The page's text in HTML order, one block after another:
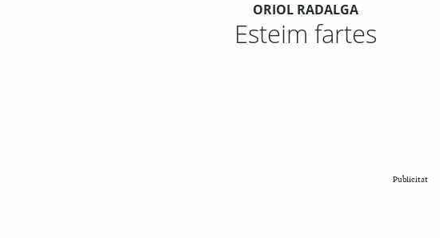
ORIOL RADALGA
Esteim fartes
Publicitat